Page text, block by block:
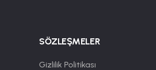
SÖZLEŞMELER
Gizlilik Politikası